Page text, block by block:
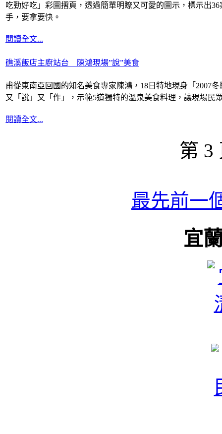
吃勁好吃」彩圖摺頁，透過簡單明瞭又可愛的圖示，標示出
手，要拿要快。
閱讀全文...
礁溪飯店主廚站台 陳鴻現場”說”美食
甫從東南亞回國的知名美食專家陳鴻，18日特地現身「2007
又「說」又「作」，示範5道獨特的溫泉美食料理，讓現場民
閱讀全文...
第 3
最先前一
宜